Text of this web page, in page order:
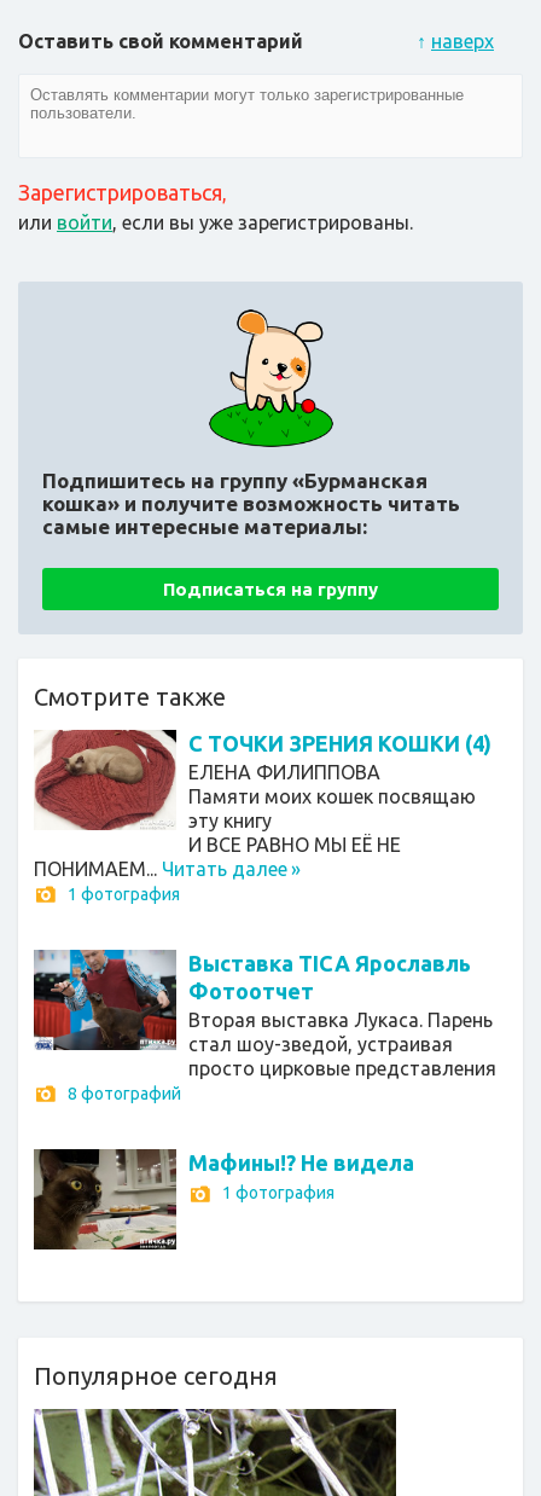
↑ наверх
Оставить свой комментарий
Зарегистрироваться,
или войти, если вы уже зарегистрированы.
Подпишитесь на группу «Бурманская
кошка» и получите возможность читать
самые интересные материалы:
Подписаться на группу
Смотрите также
C ТОЧКИ ЗРЕНИЯ КОШКИ (4)
ЕЛЕНА ФИЛИППОВА
Памяти моих кошек посвящаю
эту книгу
И ВСЕ РАВНО МЫ ЕЁ НЕ
ПОНИМАЕМ... Читать далее»
1 фотография
Выставка TICA Ярославль
Фотоотчет
Вторая выставка Лукаса. Парень
стал шоу-зведой, устраивая
просто цирковые представления
8 фотографий
Мафины!? Не видела
1 фотография
Популярное сегодня